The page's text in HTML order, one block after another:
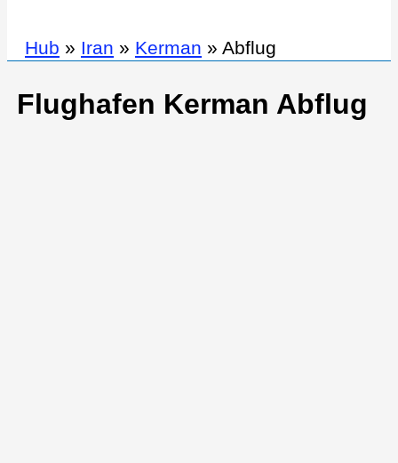
Hub » Iran » Kerman » Abflug
Flughafen Kerman Abflug